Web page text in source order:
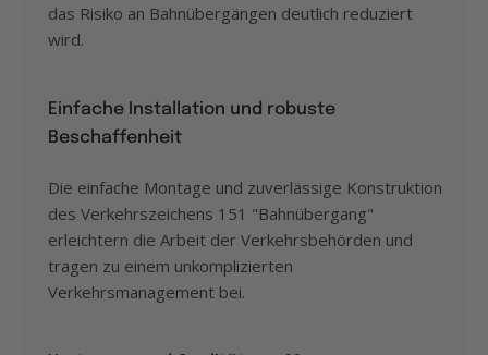
das Risiko an Bahnübergängen deutlich reduziert
wird.
Einfache Installation und robuste
Beschaffenheit
Die einfache Montage und zuverlässige Konstruktion
des Verkehrszeichens 151 "Bahnübergang"
erleichtern die Arbeit der Verkehrsbehörden und
tragen zu einem unkomplizierten
Verkehrsmanagement bei.